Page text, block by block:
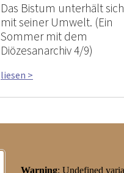
Das Bistum unterhält sich
mit seiner Umwelt. (Ein
Sommer mit dem
Diözesanarchiv 4/9)
liesen >